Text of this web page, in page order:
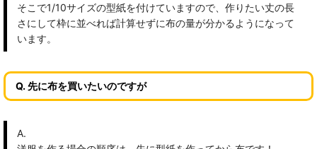
そこで1/10サイズの型紙を付けていますので、作りたい丈の長
さにして枠に並べれば計算せずに布の量が分かるようになって
います。
Q. 先に布を買いたいのですが
A.